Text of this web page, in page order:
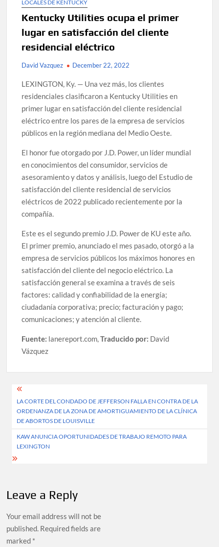
LOCALES DE KENTUCKY
Kentucky Utilities ocupa el primer
lugar en satisfacción del cliente
residencial eléctrico
David Vazquez December 22, 2022
LEXINGTON, Ky. — Una vez más, los clientes
residenciales clasificaron a Kentucky Utilities en
primer lugar en satisfacción del cliente residencial
eléctrico entre los pares de la empresa de servicios
públicos en la región mediana del Medio Oeste.
El honor fue otorgado por J.D. Power, un líder mundial
en conocimientos del consumidor, servicios de
asesoramiento y datos y análisis, luego del Estudio de
satisfacción del cliente residencial de servicios
eléctricos de 2022 publicado recientemente por la
compañía.
Este es el segundo premio J.D. Power de KU este año.
El primer premio, anunciado el mes pasado, otorgó a la
empresa de servicios públicos los máximos honores en
satisfacción del cliente del negocio eléctrico. La
satisfacción general se examina a través de seis
factores: calidad y confiabilidad de la energía;
ciudadanía corporativa; precio; facturación y pago;
comunicaciones; y atención al cliente.
Fuente: lanereport.com,Traducido por: David
Vázquez
Post
navigation
LA CORTE DEL CONDADO DE JEFFERSON FALLA EN CONTRA DE LA
ORDENANZA DE LA ZONA DE AMORTIGUAMIENTO DE LA CLÍNICA
DE ABORTOS DE LOUISVILLE
KAW ANUNCIA OPORTUNIDADES DE TRABAJO REMOTO PARA
LEXINGTON
Leave a Reply
Your email address will not be
published. Required fields are
marked *